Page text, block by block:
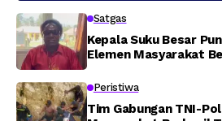
Satgas
Kepala Suku Besar
Elemen Masyarakat
Peristiwa
Tim Gabungan TNI-